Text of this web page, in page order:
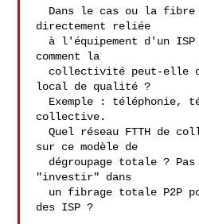
directement reliée
comment la
local de qualité ?
collective.
  Quel réseau FTTH de collectivité est bâtit
sur ce modèle de
"investir" dans
des ISP ?